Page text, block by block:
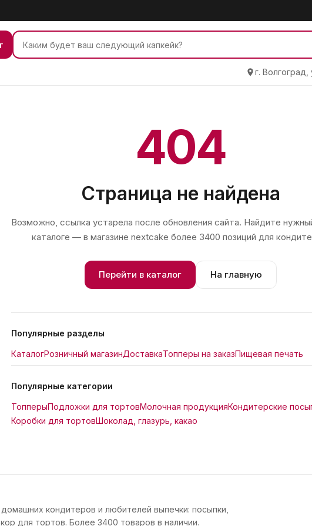
г.
404
Страница не найдена
Возможно, ссылка устарела после обновления сайта. Найдите
каталоге — в магазине nextcake более 3400 позиций для
Перейти в каталог На главную
Популярные разделы
КаталогРозничный магазинДоставкаТопперы на заказПищевая печать
Популярные категории
ТопперыПодложки для тортовМолочная продукцияКондитерские
Коробки для тортовШоколад, глазурь, какао
кондитеров и любителей выпечки: посыпки,
для тортов. Более 3400 товаров в наличии.